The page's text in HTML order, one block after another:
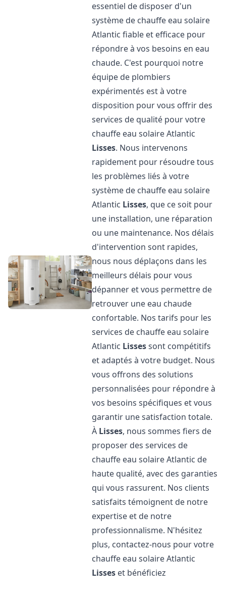
essentiel de disposer d'un
système de chauffe eau solaire
Atlantic fiable et efficace pour
répondre à vos besoins en eau
chaude. C'est pourquoi notre
équipe de plombiers
expérimentés est à votre
disposition pour vous offrir des
services de qualité pour votre
chauffe eau solaire Atlantic
Lisses. Nous intervenons
rapidement pour résoudre tous
les problèmes liés à votre
système de chauffe eau solaire
Atlantic Lisses, que ce soit pour
une installation, une réparation
ou une maintenance. Nos délais
d'intervention sont rapides,
nous nous déplaçons dans les
meilleurs délais pour vous
dépanner et vous permettre de
retrouver une eau chaude
confortable. Nos tarifs pour les
services de chauffe eau solaire
Atlantic Lissessont compétitifs
et adaptés à votre budget. Nous
vous offrons des solutions
personnalisées pour répondre à
vos besoins spécifiques et vous
garantir une satisfaction totale.
À Lisses, nous sommes fiers de
proposer des services de
chauffe eau solaire Atlantic de
haute qualité, avec des garanties
qui vous rassurent. Nos clients
satisfaits témoignent de notre
expertise et de notre
professionnalisme. N'hésitez
plus, contactez-nous pour votre
chauffe eau solaire Atlantic
Lisses et bénéficiez